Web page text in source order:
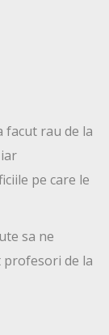
facut rau de la
pe care le
sa ne
profesori de la